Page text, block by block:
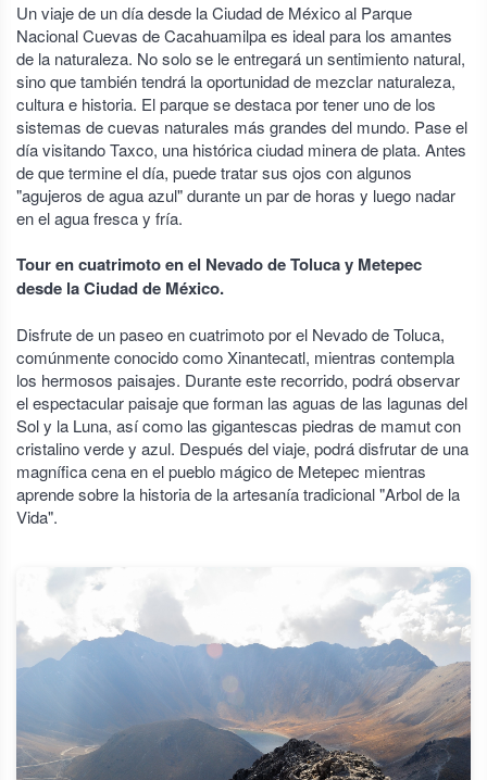
Un viaje de un día desde la Ciudad de México al Parque
Nacional Cuevas de Cacahuamilpa es ideal para los amantes
de la naturaleza. No solo se le entregará un sentimiento natural,
sino que también tendrá la oportunidad de mezclar naturaleza,
cultura e historia. El parque se destaca por tener uno de los
sistemas de cuevas naturales más grandes del mundo. Pase el
día visitando Taxco, una histórica ciudad minera de plata. Antes
de que termine el día, puede tratar sus ojos con algunos
"agujeros de agua azul" durante un par de horas y luego nadar
en el agua fresca y fría.
Tour en cuatrimoto en el Nevado de Toluca y Metepec
desde la Ciudad de México.
Disfrute de un paseo en cuatrimoto por el Nevado de Toluca,
comúnmente conocido como Xinantecatl, mientras contempla
los hermosos paisajes. Durante este recorrido, podrá observar
el espectacular paisaje que forman las aguas de las lagunas del
Sol y la Luna, así como las gigantescas piedras de mamut con
cristalino verde y azul. Después del viaje, podrá disfrutar de una
magnífica cena en el pueblo mágico de Metepec mientras
aprende sobre la historia de la artesanía tradicional "Arbol de la
Vida".